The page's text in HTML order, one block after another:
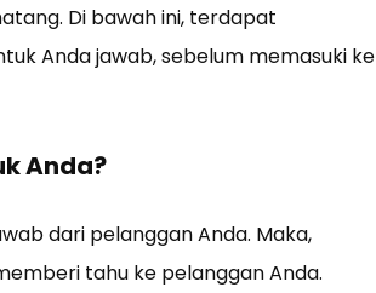
Di bawah ini, terdapat
Anda jawab, sebelum memasuki ke
Anda?
dari pelanggan Anda. Maka,
tahu ke pelanggan Anda.